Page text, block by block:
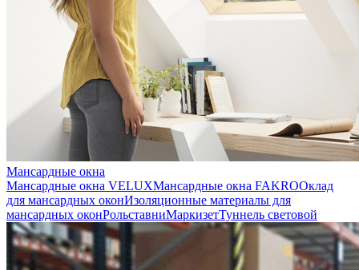
Мансардные окна
Мансардные окна VELUXМансардные окна FAKROОклад
для мансардных оконИзоляционные материалы для
мансардных оконРольставниМаркизетТуннель световой